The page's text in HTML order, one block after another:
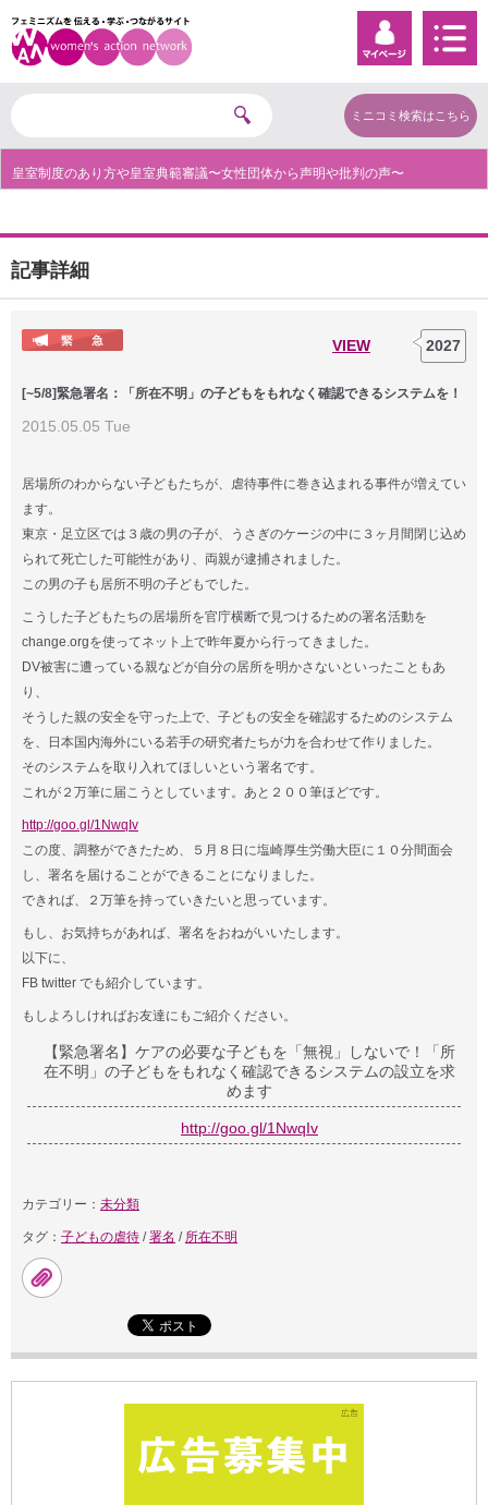
ミニコミ検索はこちら
皇室制度のあり方や皇室典範審議〜女性団体から声明や批判の声〜
記事詳細
VIEW 2027
[~5/8]緊急署名：「所在不明」の子どもをもれなく確認できるシステムを！
2015.05.05 Tue
居場所のわからない子どもたちが、虐待事件に巻き込まれる事件が増えてい
ます。
東京・足立区では３歳の男の子が、うさぎのケージの中に３ヶ月間閉じ込め
られて死亡した可能性があり、両親が逮捕されました。
この男の子も居所不明の子どもでした。
こうした子どもたちの居場所を官庁横断で見つけるための署名活動を
change.orgを使ってネット上で昨年夏から行ってきました。
DV被害に遭っている親などが自分の居所を明かさないといったこともあ
り、
そうした親の安全を守った上で、子どもの安全を確認するためのシステム
を、日本国内海外にいる若手の研究者たちが力を合わせて作りました。
そのシステムを取り入れてほしいという署名です。
これが２万筆に届こうとしています。あと２００筆ほどです。
http://goo.gl/1NwqIv
この度、調整ができたため、
５月８日 に塩崎厚生労働大臣に１０分間面会
し、署名を届けることができることになりました。
できれば、２万筆を持っていきたいと思っています。
もし、お気持ちがあれば、署名をおねがいいたします。
以下に、
FB twitter でも紹介しています。
もしよろしければお友達にもご紹介ください。
【緊急署名】ケアの必要な子どもを「無視」しないで！「所
在不明」の子どもをもれなく確認できるシステムの設立を求
めます
http://goo.gl/1NwqIv
カテゴリー： 未分類
タグ： 子どもの虐待 /署名 / 所在不明